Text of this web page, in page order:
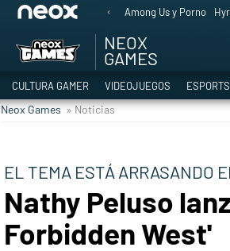
Among Us y Porno
NEOX
GAMES
CULTURA GAMER VIDEOJUEGOS ESPORTS
Neox Games » Noticias
EL TEMA ESTÁ ARRASANDO
Nathy Peluso
Forbidden West'